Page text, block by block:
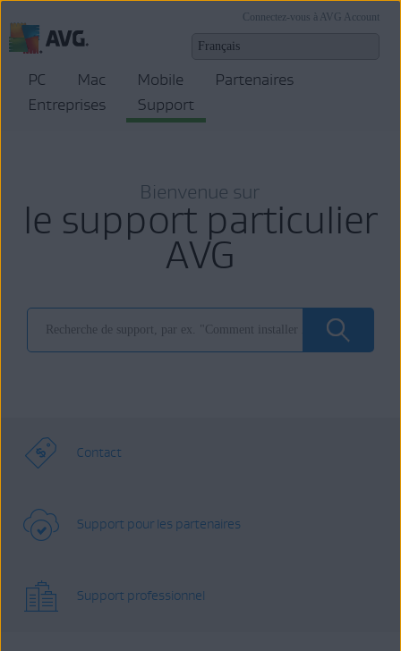
Connectez-vous à AVG Account
PC Mac Mobile
Partenaires
Entreprises
Support
Bienvenue sur
le support particulier
AVG
Contact
Support pour les partenaires
Support professionnel